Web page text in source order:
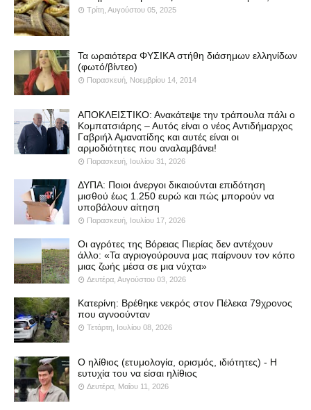
Τρίτη, Αυγούστου 05, 2025
Τα ωραιότερα ΦΥΣΙΚΑ στήθη διάσημων ελληνίδων
(φωτό/βίντεο)
Παρασκευή, Νοεμβρίου 14, 2014
ΑΠΟΚΛΕΙΣΤΙΚΟ: Ανακάτεψε την τράπουλα πάλι ο
Κομπατσιάρης – Αυτός είναι ο νέος Αντιδήμαρχος
Γαβριήλ Αμανατίδης και αυτές είναι οι
αρμοδιότητες που αναλαμβάνει!
Παρασκευή, Ιουλίου 31, 2026
ΔΥΠΑ: Ποιοι άνεργοι δικαιούνται επιδότηση
μισθού έως 1.250 ευρώ και πώς μπορούν να
υποβάλουν αίτηση
Παρασκευή, Ιουλίου 17, 2026
Οι αγρότες της Βόρειας Πιερίας δεν αντέχουν
άλλο: «Τα αγριογούρουνα μας παίρνουν τον κόπο
μιας ζωής μέσα σε μια νύχτα»
Δευτέρα, Αυγούστου 03, 2026
Κατερίνη: Βρέθηκε νεκρός στον Πέλεκα 79χρονος
που αγνοούνταν
Τετάρτη, Ιουλίου 08, 2026
Ο ηλίθιος (ετυμολογία, ορισμός, ιδιότητες) - Η
ευτυχία του να είσαι ηλίθιος
Δευτέρα, Μαΐου 11, 2026